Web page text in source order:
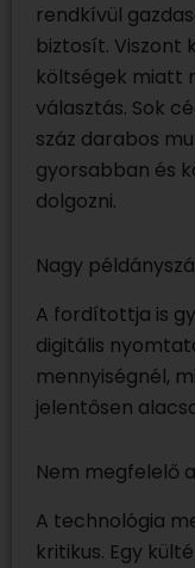
rendkívül
biztosít. Viszont
költségek miatt
választás. Sok
száz darabos
gyorsabban és
dolgozni.
Nagy
A fordítottja is
digitális
mennyiségnél,
jelentősen
Nem megfelelő
A technológia
kritikus. Egy